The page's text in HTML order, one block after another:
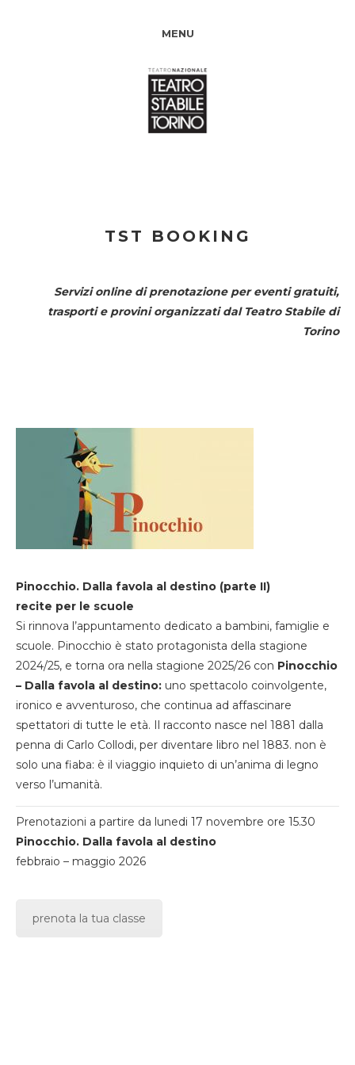
MENU
TST BOOKING
Servizi online di prenotazione per eventi gratuiti,
trasporti e provini organizzati dal Teatro Stabile di
Torino
Pinocchio. Dalla favola al destino (parte II)
recite per le scuole
Si rinnova l’appuntamento dedicato a bambini, famiglie e
scuole. Pinocchio è stato protagonista della stagione
2024/25, e torna ora nella stagione 2025/26 con Pinocchio
– Dalla favola al destino: uno spettacolo coinvolgente,
ironico e avventuroso, che continua ad affascinare
spettatori di tutte le età. Il racconto nasce nel 1881 dalla
penna di Carlo Collodi, per diventare libro nel 1883. non è
solo una fiaba: è il viaggio inquieto di un’anima di legno
verso l’umanità.
Prenotazioni a partire da lunedi 17 novembre ore 15.30
Pinocchio. Dalla favola al destino
febbraio – maggio 2026
prenota la tua classe